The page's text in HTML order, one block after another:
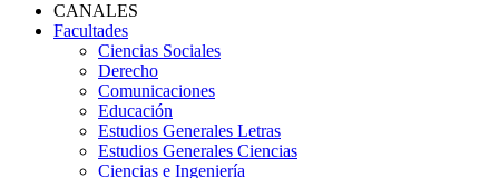
CANALES
Facultades
Ciencias Sociales
Derecho
Comunicaciones
Educación
Estudios Generales Letras
Estudios Generales Ciencias
Ciencias e Ingeniería